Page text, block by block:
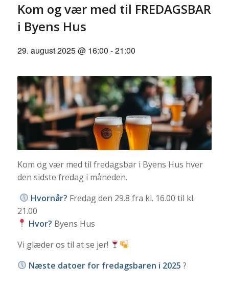
Kom og vær med til FREDAGSBAR
i Byens Hus
29. august 2025 @ 16:00 -21:00
Kom og vær med til fredagsbar i Byens Hus hver
den sidste fredag i måneden.
Hvornår? Fredag den 29.8 fra kl. 16.00 til kl.
21.00
Hvor? Byens Hus
Vi glæder os til at se jer!
Næste datoer for fredagsbaren i 2025 ?